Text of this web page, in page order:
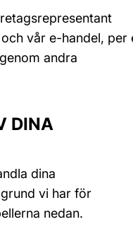
vår e-handel, per
andra
DINA
dina
vi har för
nedan.